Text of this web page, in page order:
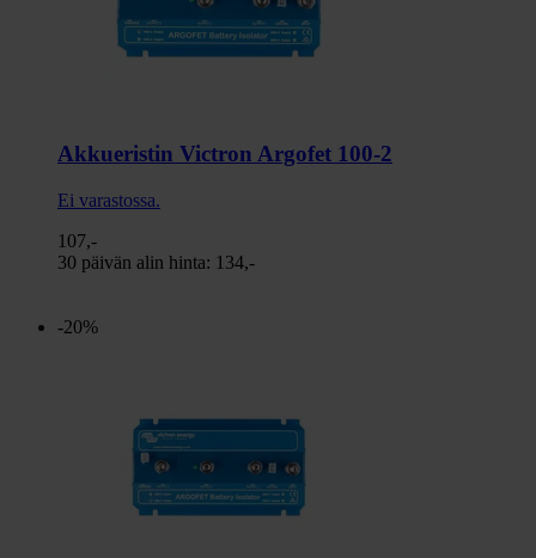
Akkueristin Victron Argofet 100-2
Ei varastossa.
107,-
30 päivän alin hinta: 134,-
-20%